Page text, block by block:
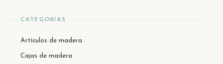
CATEGORÍAS
Artículos de madera
Cajas de madera